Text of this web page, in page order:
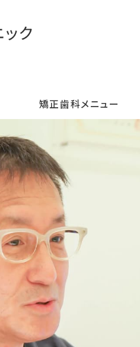
矯正歯科メニュー